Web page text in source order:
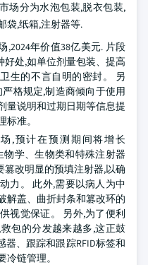
场分为水泡包装,脱衣包装,
袋,纸箱,注射器等.
,2024年价值38亿美元. 片段
处,如单位剂量包装、提高
生的不言自明的密封。 另
格规定,制造商倾向于使用
量说明和过期日期等信息提
准。
,预计在预测期间将增长
物学、生物类和特殊注射器
篡改明显的预填注射器,以确
力。 此外,需要以病人为中
解盖、曲折封条和篡改环的
视觉保证。 另外,为了便利
包的分发越来越多,这正鼓
、跟踪和跟踪RFID标签和
链管理。